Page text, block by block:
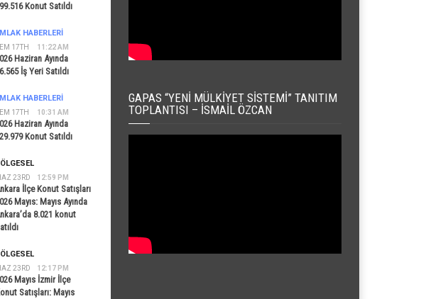
Konut Satıldı
17TH 11:22 AM
HABERLERI
Haziran Ayında
İş Yeri Satıldı
17TH 10:31 AM
HABERLERI
Haziran Ayında
Konut Satıldı
23RD 12:59 PM
İlçe Konut Satışları
Mayıs: Mayıs Ayında
8.021 konut
23RD 12:17 PM
Mayıs İzmir İlçe
Satışları: Mayıs
GAPAS “YENI MÜLKIYET SISTEMI” TANITIM
TOPLANTISI – İSMAIL ÖZCAN